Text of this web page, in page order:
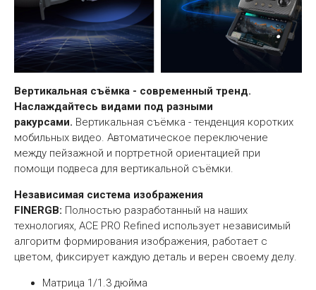
Вертикальная съёмка - современный тренд.
Наслаждайтесь видами под разными
ракурсами. Вертикальная съёмка - тенденция коротких
мобильных видео. Автоматическое переключение
между пейзажной и портретной ориентацией при
помощи подвеса для вертикальной съёмки.
Независимая система изображения
FINERGB: Полностью разработанный на наших
технологиях, АСЕ PRO Refined использует независимый
алгоритм формирования изображения, работает с
цветом, фиксирует каждую деталь и верен своему делу.
Матрица 1/1.3 дюйма